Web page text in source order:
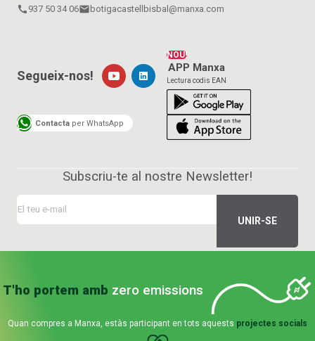
call 937 50 34 06emailbotigacastellbisbal@manxa.com
NOU!
APP Manxa
Lectura codis EAN
Segueix-nos!
Contacta per WhatsApp
Subscriu-te al nostre Newsletter!
T'ho portem amb zero emissions
Quan compres a Manxa, estàs participant en tots aquests projectes socials